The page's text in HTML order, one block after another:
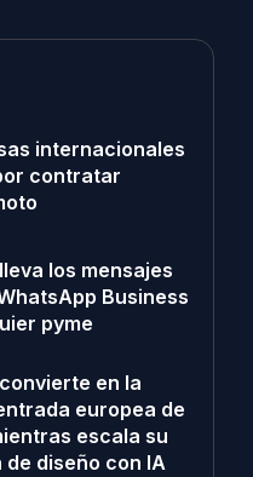
internacionales
contratar
los mensajes
Business
pyme
en la
europea de
escala su
diseño con IA